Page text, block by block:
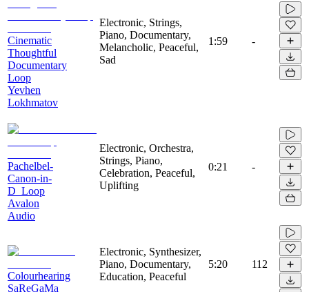
Cinematic
Thoughtful
Documentary
Loop
Yevhen
Lokhmatov
Electronic, Strings,
Piano, Documentary,
Melancholic, Peaceful,
Sad
1:59 -
Pachelbel-
Canon-in-
D_Loop
Avalon
Audio
Electronic, Orchestra,
Strings, Piano,
Celebration, Peaceful,
Uplifting
0:21 -
Colourhearing
SaReGaMa
Electronic, Synthesizer,
Piano, Documentary,
Education, Peaceful
5:20 112